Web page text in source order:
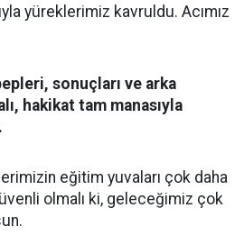
yüreklerimiz kavruldu. Acımız
sonuçları ve arka
hakikat tam manasıyla
eğitim yuvaları çok daha
olmalı ki, geleceğimiz çok